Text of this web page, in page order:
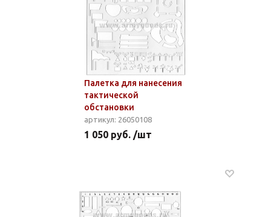
Палетка для нанесения
тактической
обстановки
артикул: 26050108
1 050 руб. /шт